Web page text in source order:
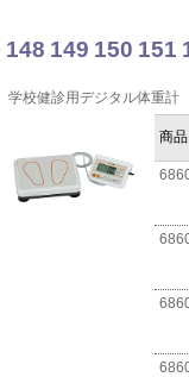
148 149 150 151
学校健診用デジタル体重計
商